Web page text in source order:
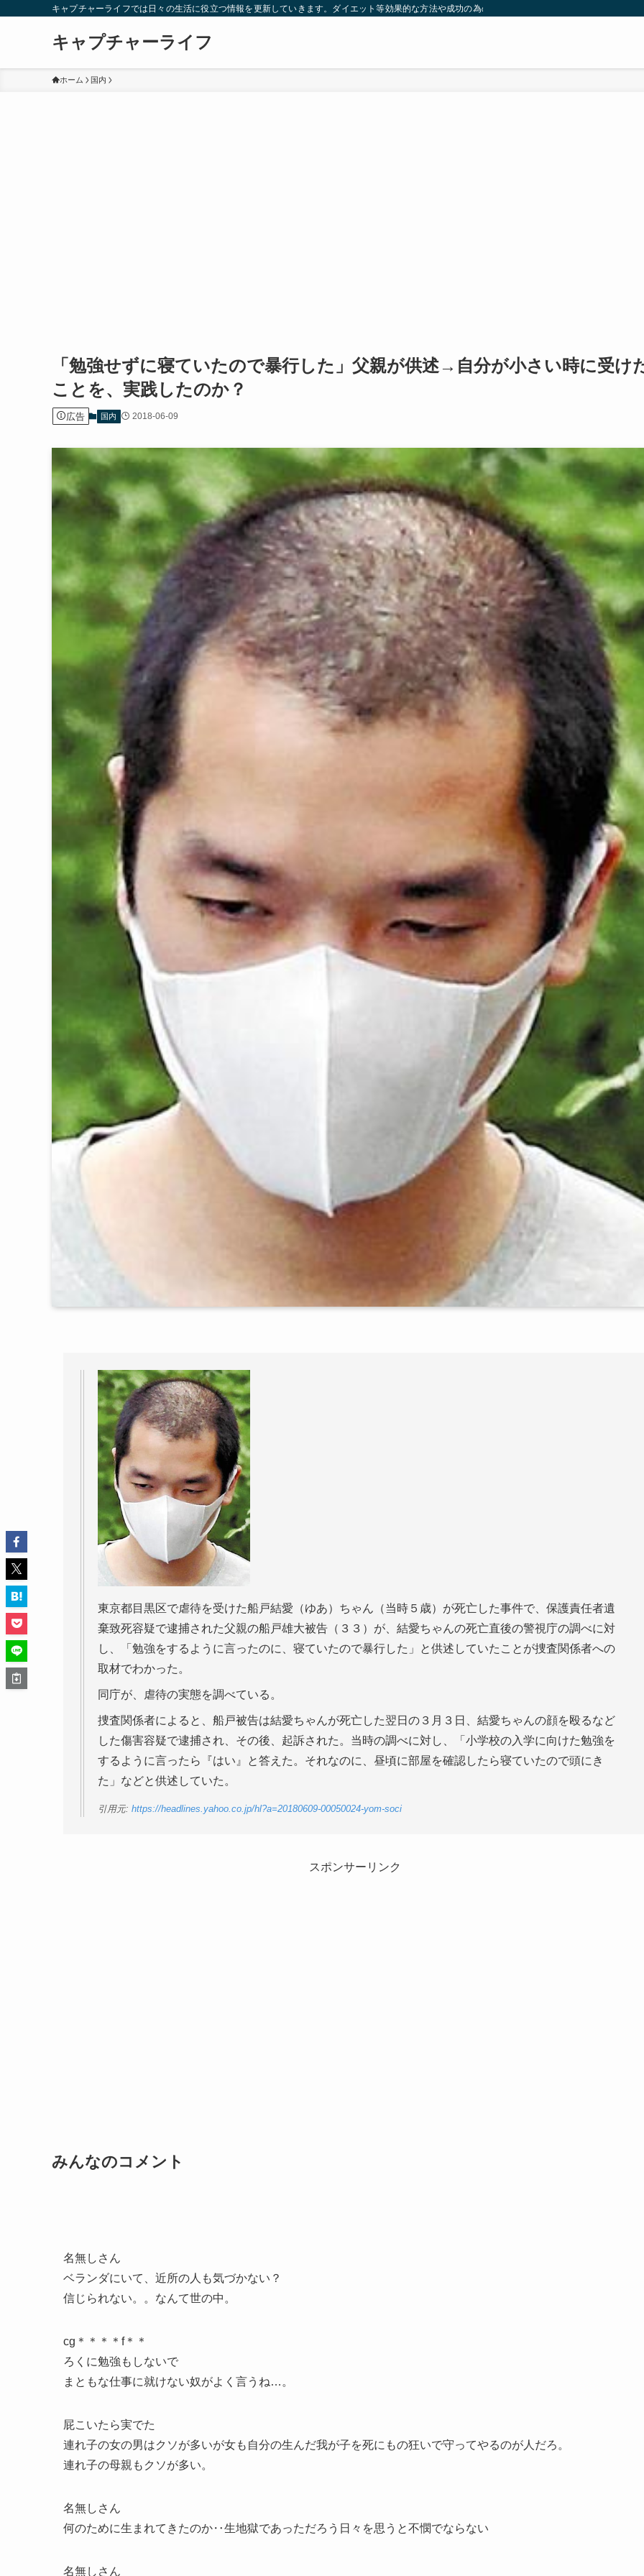
キャプチャーライフでは日々の生活に役立つ情報を更新していきます。ダイエット等効果的な方法や成功の為の秘訣等。太ったり悩んでいる方々が
キャプチャーライフ
ホーム 国内
「勉強せずに寝ていたので暴行した」父親が供述→自分が小さい時に受け
ことを、実践したのか？
広告 国内 2018-06-09
東京都目黒区で虐待を受けた船戸結愛（ゆあ）ちゃん（当時５歳）が死亡した事件で、保護責任者遺
棄致死容疑で逮捕された父親の船戸雄大被告（３３）が、結愛ちゃんの死亡直後の警視庁の調べに対
し、「勉強をするように言ったのに、寝ていたので暴行した」と供述していたことが捜査関係者への
取材でわかった。
同庁が、虐待の実態を調べている。
捜査関係者によると、船戸被告は結愛ちゃんが死亡した翌日の３月３日、結愛ちゃんの顔を殴るなど
した傷害容疑で逮捕され、その後、起訴された。当時の調べに対し、「小学校の入学に向けた勉強を
するように言ったら『はい』と答えた。それなのに、昼頃に部屋を確認したら寝ていたので頭にき
た」などと供述していた。
引用元: https://headlines.yahoo.co.jp/hl?a=20180609-00050024-yom-soci
スポンサーリンク
みんなのコメント
名無しさん
ベランダにいて、近所の人も気づかない？
信じられない。。なんて世の中。
cg＊＊＊＊f＊＊
ろくに勉強もしないで
まともな仕事に就けない奴がよく言うね…。
屁こいたら実でた
連れ子の女の男はクソが多いが女も自分の生んだ我が子を死にもの狂いで守ってやるのが人だろ。
連れ子の母親もクソが多い。
名無しさん
何のために生まれてきたのか‥生地獄であっただろう日々を思うと不憫でならない
名無しさん